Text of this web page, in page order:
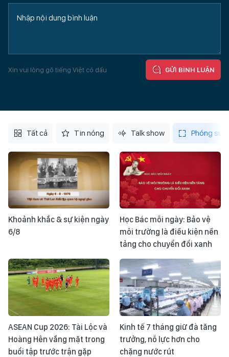
Xin vui lòng gõ tiếng Việt có dấu GỬI BÌNH LUẬN
Tất cả Tin nóng Talk show Phóng sự
Khoảnh khắc & sự kiện ngày
6/8
Học Bác mỗi ngày: Bảo vệ
môi trường là điều kiện nền
tảng cho chuyển đổi xanh
ASEAN Cup 2026: Tài Lộc và
Hoàng Hên vắng mặt trong
buổi tập trước trận gặp
Kinh tế 7 tháng giữ đà tăng
trưởng, nỗ lực hơn cho
chặng nước rút